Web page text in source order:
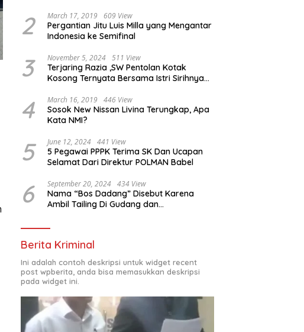
2 March 17, 2019 609 View
Pergantian Jitu Luis Milla yang Mengantar
Indonesia ke Semifinal
3 November 5, 2024 511 View
Terjaring Razia ,SW Pentolan Kotak
Kosong Ternyata Bersama Istri Sirihnya
4 March 16, 2019 446 View
Sosok New Nissan Livina Terungkap, Apa
Kata NMI?
5 June 12, 2024 441 View
5 Pegawai PPPK Terima SK Dan Ucapan
Selamat Dari Direktur POLMAN Babel
6 September 20, 2024 434 View
Nama “Bos Dadang” Disebut Karena
Ambil Tailing Di Gudang dan
Sungailiat
Berita Kriminal
Ini adalah contoh deskripsi untuk widget recent
post wpberita, anda bisa memasukkan deskripsi
pada widget ini.